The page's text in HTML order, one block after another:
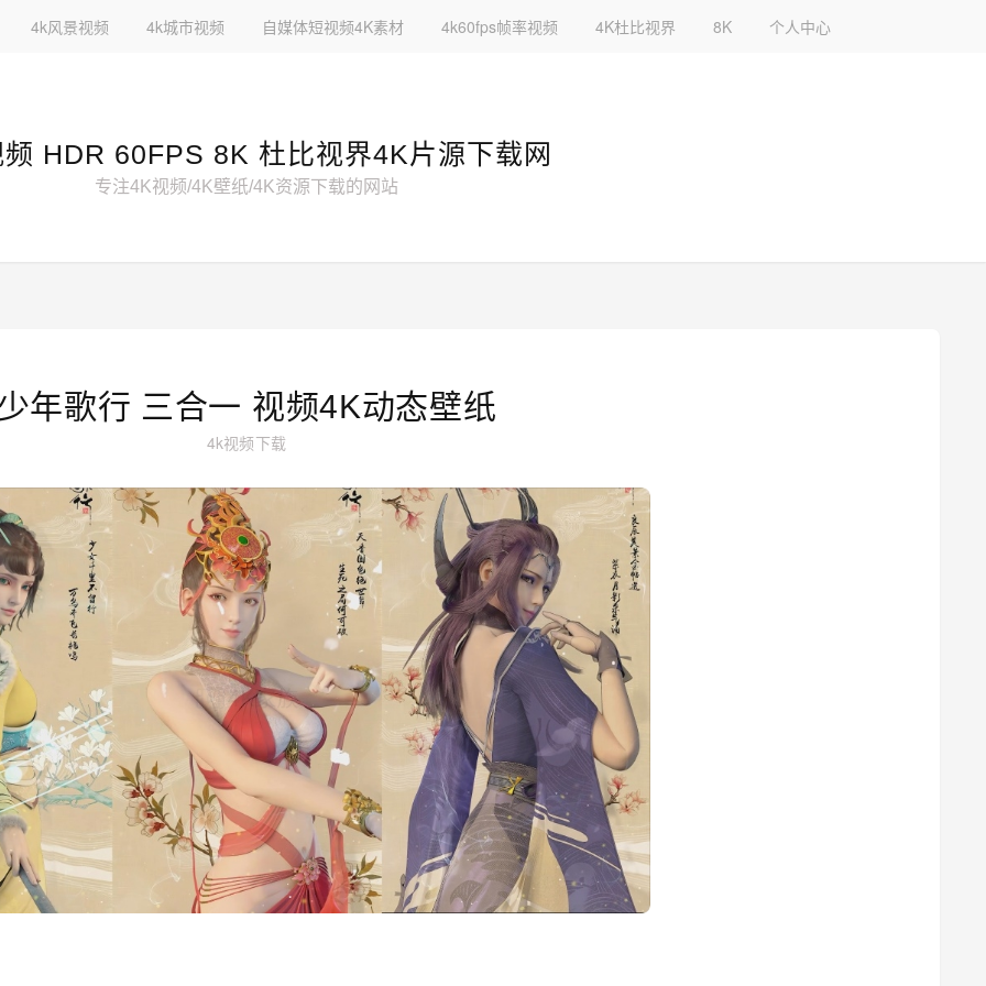
4k风景视频 4k城市视频 自媒体短视频4K素材 4k60fps帧率视频 4K杜比视界 8K 个人中心
HDR 60FPS 8K 杜比视界4K片源下载网
专注4K视频/4K壁纸/4K资源下载的网站
年歌行 三合一 视频4K动态壁纸
4k视频下载